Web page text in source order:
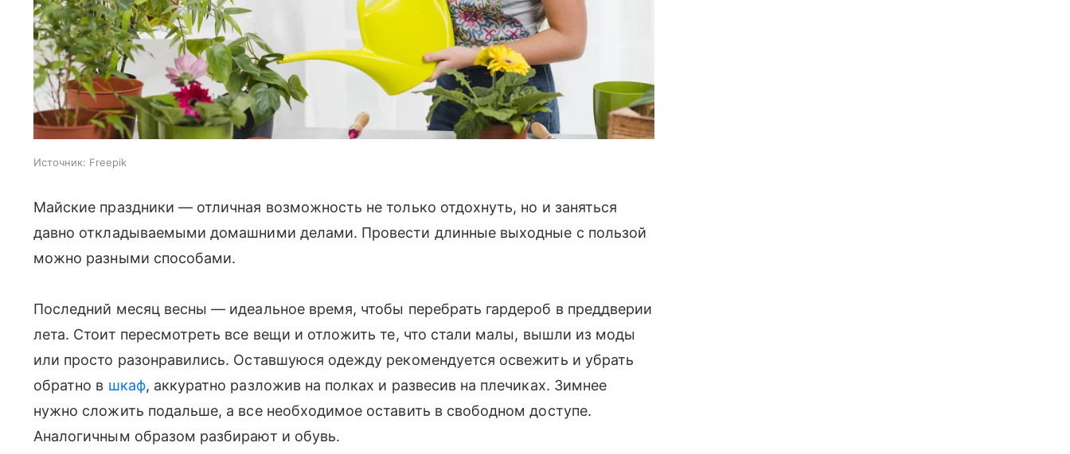
Источник: Freepik
Майские праздники — отличная возможность не только отдохнуть, но и заняться
давно откладываемыми домашними делами. Провести длинные выходные с пользой
можно разными способами.
Последний месяц весны — идеальное время, чтобы перебрать гардероб в преддверии
лета. Стоит пересмотреть все вещи и отложить те, что стали малы, вышли из моды
или просто разонравились. Оставшуюся одежду рекомендуется освежить и убрать
обратно в шкаф, аккуратно разложив на полках и развесив на плечиках. Зимнее
нужно сложить подальше, а все необходимое оставить в свободном доступе.
Аналогичным образом разбирают и обувь.